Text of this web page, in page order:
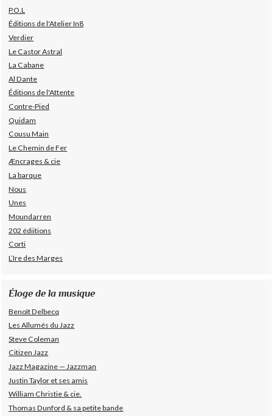
P.O.L
Éditions de l'Atelier In8
Verdier
Le Castor Astral
La Cabane
Al Dante
Éditions de l'Attente
Contre-Pied
Quidam
Cousu Main
Le Chemin de Fer
Æncrages & cie
La barque
Nous
Unes
Moundarren
202 édiitions
Corti
L’Ire des Marges
Éloge de la musique
Benoît Delbecq
Les Allumés du Jazz
Steve Coleman
Citizen Jazz
Jazz Magazine — Jazzman
Justin Taylor et ses amis
William Christie & cie.
Thomas Dunford & sa petite bande